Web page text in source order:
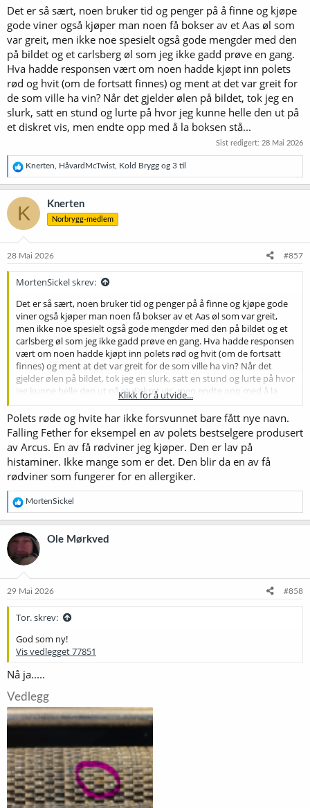
Det er så sært, noen bruker tid og penger på å finne og kjøpe
gode viner også kjøper man noen få bokser av et Aas øl som
var greit, men ikke noe spesielt også gode mengder med den
på bildet og et carlsberg øl som jeg ikke gadd prøve en gang.
Hva hadde responsen vært om noen hadde kjøpt inn polets
rød og hvit (om de fortsatt finnes) og ment at det var greit for
de som ville ha vin? Når det gjelder ølen på bildet, tok jeg en
slurk, satt en stund og lurte på hvor jeg kunne helle den ut på
et diskret vis, men endte opp med å la boksen stå...
Sist redigert: 28 Mai 2026
R
e
a
k
s
j
o
e
Knerten HåvardMcTwist Kold Brygg og 3 til
K Knerten
Norbrygg-medlem
28 Mai 2026 #857
MortenSickel skrev:
Det er så sært, noen bruker tid og penger på å finne og kjøpe gode
viner også kjøper man noen få bokser av et Aas øl som var greit,
men ikke noe spesielt også gode mengder med den på bildet og et
carlsberg øl som jeg ikke gadd prøve en gang. Hva hadde responsen
vært om noen hadde kjøpt inn polets rød og hvit (om de fortsatt
finnes) og ment at det var greit for de som ville ha vin? Når det
gjelder ølen på bildet, tok jeg en slurk, satt en stund og lurte på hvor
jeg kunne helle den ut på et diskret vis, men endte opp med å la
Klikk for å utvide...
Polets røde og hvite har ikke forsvunnet bare fått nye navn.
Falling Fether for eksempel en av polets bestselgere produsert
av Arcus. En av få rødviner jeg kjøper. Den er lav på
histaminer. Ikke mange som er det. Den blir da en av få
rødviner som fungerer for en allergiker.
R
e
a
k
s
j
o
e
MortenSickel
Ole Mørkved
29 Mai 2026 #858
Tor. skrev:
God som ny!
Vis vedlegget 77851
Nå ja.....
Vedlegg